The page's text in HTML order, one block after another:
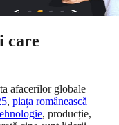
care
afacerilor globale
, piața românească
, producție,